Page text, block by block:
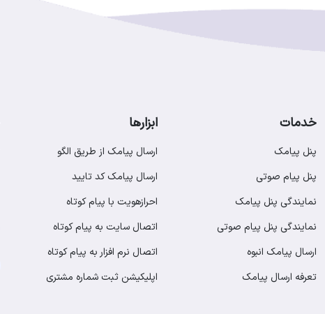
خدمات
پنل پیامک
پنل پیام صوتی
نمایندگی پنل پیامک
نمایندگی پنل پیام صوتی
ارسال پیامک انبوه
تعرفه ارسال پیامک
ابزارها
ارسال پیامک از طریق الگو
ارسال پیامک کد تایید
احرازهویت با پیام کوتاه
اتصال سایت به پیام کوتاه
اتصال نرم افزار به پیام کوتاه
اپلیکیشن ثبت شماره مشتری